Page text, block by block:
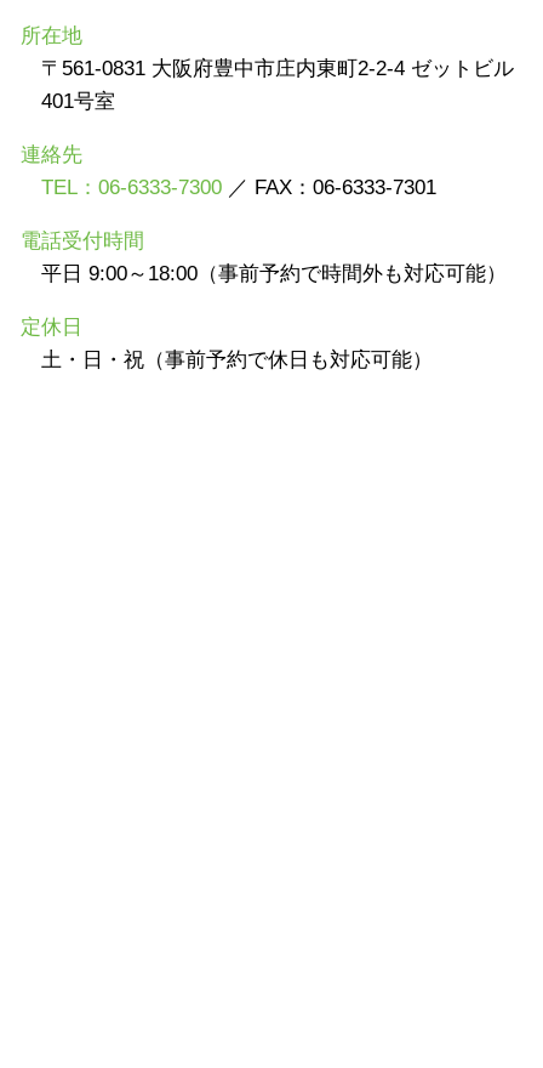
所在地
〒561-0831 大阪府豊中市庄内東町2-2-4 ゼットビル
401号室
連絡先
TEL：06-6333-7300 ／ FAX：06-6333-7301
電話受付時間
平日 9:00～18:00（事前予約で時間外も対応可能）
定休日
土・日・祝（事前予約で休日も対応可能）